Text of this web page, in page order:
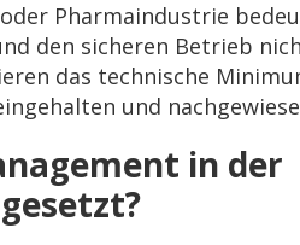
Pharmaindustrie
den sicheren Betrieb
das technische
und
in der